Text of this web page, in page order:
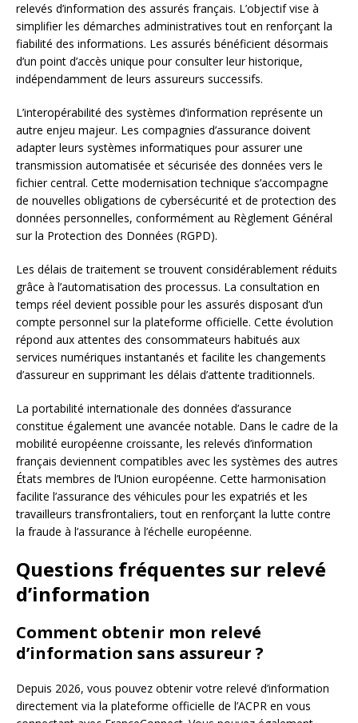
relevés d’information des assurés français. L’objectif vise à
simplifier les démarches administratives tout en renforçant la
fiabilité des informations. Les assurés bénéficient désormais
d’un point d’accès unique pour consulter leur historique,
indépendamment de leurs assureurs successifs.
L’interopérabilité des systèmes d’information représente un
autre enjeu majeur. Les compagnies d’assurance doivent
adapter leurs systèmes informatiques pour assurer une
transmission automatisée et sécurisée des données vers le
fichier central. Cette modernisation technique s’accompagne
de nouvelles obligations de cybersécurité et de protection des
données personnelles, conformément au Règlement Général
sur la Protection des Données (RGPD).
Les délais de traitement se trouvent considérablement réduits
grâce à l’automatisation des processus. La consultation en
temps réel devient possible pour les assurés disposant d’un
compte personnel sur la plateforme officielle. Cette évolution
répond aux attentes des consommateurs habitués aux
services numériques instantanés et facilite les changements
d’assureur en supprimant les délais d’attente traditionnels.
La portabilité internationale des données d’assurance
constitue également une avancée notable. Dans le cadre de la
mobilité européenne croissante, les relevés d’information
français deviennent compatibles avec les systèmes des autres
États membres de l’Union européenne. Cette harmonisation
facilite l’assurance des véhicules pour les expatriés et les
travailleurs transfrontaliers, tout en renforçant la lutte contre
la fraude à l’assurance à l’échelle européenne.
Questions fréquentes sur relevé
d’information
Comment obtenir mon relevé
d’information sans assureur ?
Depuis 2026, vous pouvez obtenir votre relevé d’information
directement via la plateforme officielle de l’ACPR en vous